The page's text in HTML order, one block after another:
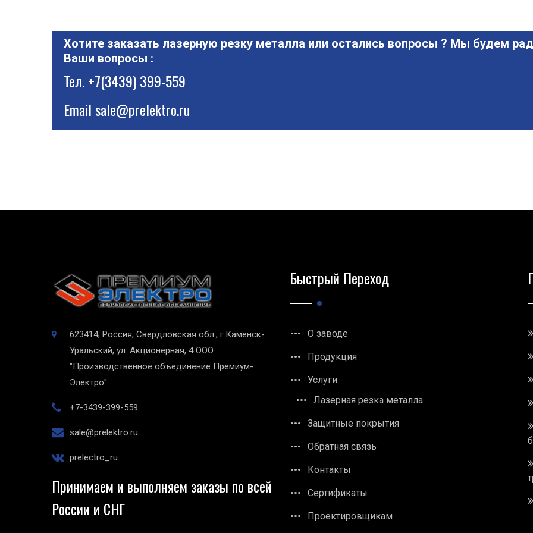
Хотите заказать лазерную резку металла или остались вопросы ? Мы будем
Ваши вопросы :
Тел.+7(3439) 399-559
Emailsale@prelektro.ru
623414, Россия, Свердловская обл., г.Каменск-
Уральский, ул. Акционерная, 4 ООО
"Производственное объединение Премиум-
Электро"
+7-3439-399-559
sale@prelektro.ru
prelectro_ru
Принимаем и выполняем заказы по всей
России и СНГ
Быстрый Переход
О заводе
Продукция
Услуги
Лазерная резка металла
Защитные покрытия
Обратная связь
Контакты
Сертификаты
Проектировщикам